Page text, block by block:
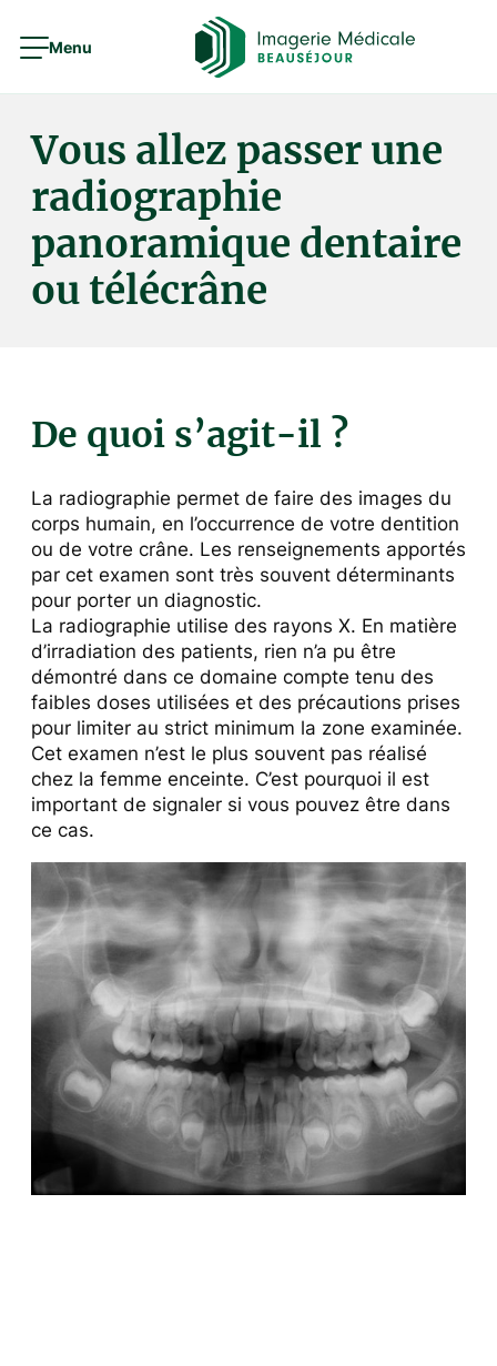
Menu
Vous allez passer une
radiographie
panoramique dentaire
ou télécrâne
De quoi s’agit-il ?
La radiographie permet de faire des images du
corps humain, en l’occurrence de votre dentition
ou de votre crâne. Les renseignements apportés
par cet examen sont très souvent déterminants
pour porter un diagnostic.
La radiographie utilise des rayons X. En matière
d’irradiation des patients, rien n’a pu être
démontré dans ce domaine compte tenu des
faibles doses utilisées et des précautions prises
pour limiter au strict minimum la zone examinée.
Cet examen n’est le plus souvent pas réalisé
chez la femme enceinte. C’est pourquoi il est
important de signaler si vous pouvez être dans
ce cas.